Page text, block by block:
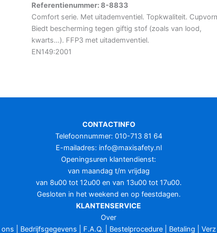
Referentienummer: 8-8833
Comfort serie. Met uitademventiel. Topkwaliteit.
Biedt bescherming tegen giftig stof (zoals van lood,
kwarts…). FFP3 met uitademventiel.
EN149:2001
CONTACTINFO
Telefoonnummer: 010-713 81 64
E-mailadres: info@maxisafety.nl
Openingsuren klantendienst:
van maandag t/m vrijdag
van 8u00 tot 12u00 en van 13u00 tot 17u00.
Gesloten in het weekend en op feestdagen.
KLANTENSERVICE
Over
ons
Bedrijfsgegevens F.A.Q. Bestelprocedure| Betaling Verz